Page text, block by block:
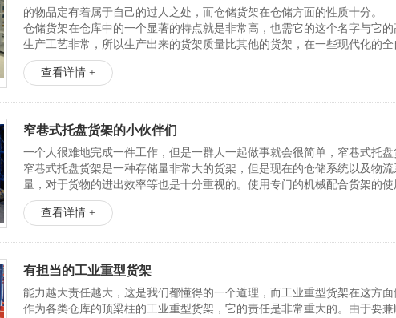
的物品定有着属于自己的过人之处，而仓储货架在仓储方面的性质十分。
仓储货架在仓库中的一个显著的特点就是非常高，也需它的这个名字与它
生产工艺非常，所以生产出来的货架质量比其他的货架，在一些现代化的
些高位仓库中对于这种...
查看详情 +
窄巷式托盘货架的小伙伴们
一个人很难地完成一件工作，但是一群人一起做事就会很简单，窄巷式托盘
窄巷式托盘货架是一种存储量非常大的货架，但是现在的仓储系统以及物
量，对于货物的进出效率等也是十分重视的。使用专门的机械配合货架的
查看详情 +
有担当的工业重型货架
能力越大责任越大，这是我们都懂得的一个道理，而工业重型货架在这方面
作为各类仓库的顶梁柱的工业重型货架，它的责任是非常重大的。由于要